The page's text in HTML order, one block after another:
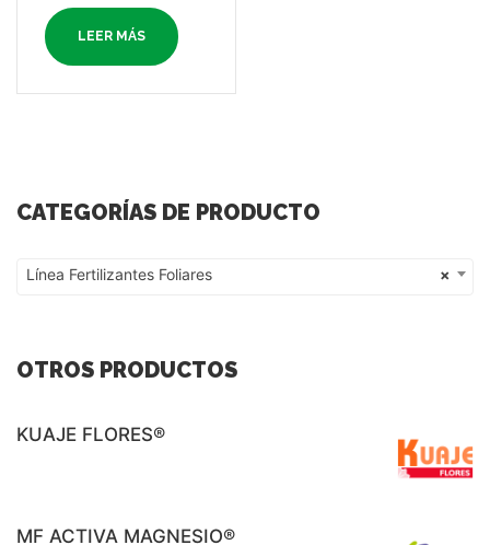
LEER MÁS
CATEGORÍAS DE PRODUCTO
Línea Fertilizantes Foliares ×
Línea Fertilizantes Foliares
OTROS PRODUCTOS
KUAJE FLORES®
MF ACTIVA MAGNESIO®